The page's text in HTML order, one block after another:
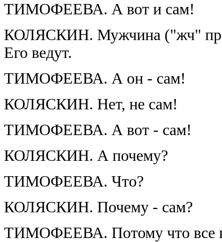
ТИМОФЕЕВА. А вот и сам!
КОЛЯСКИН. Мужчина ("жч"
Его ведут.
ТИМОФЕЕВА. А он - сам!
КОЛЯСКИН. Нет, не сам!
ТИМОФЕЕВА. А вот - сам!
КОЛЯСКИН. А почему?
ТИМОФЕЕВА. Что?
КОЛЯСКИН. Почему - сам?
ТИМОФЕЕВА. Потому что все